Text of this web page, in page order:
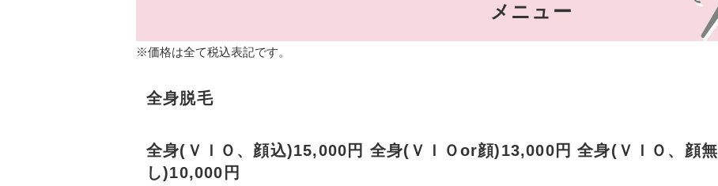
メニュー
※価格は全て税込表記です。
全身脱毛
全身(ＶＩＯ、顔込)15,000円 全身(ＶＩＯor顔)13,000円 全身(ＶＩＯ、顔無
し)10,000円